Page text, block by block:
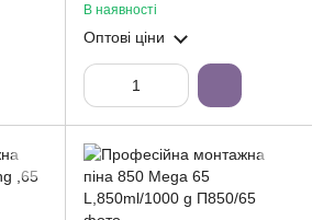
В наявності
Оптові ціни